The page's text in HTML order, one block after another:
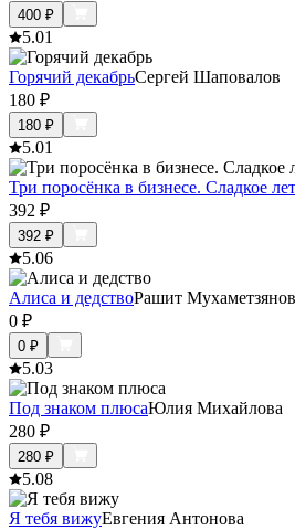
400 ₽
5.01
Горячий декабрьСергей Шаповалов
180 ₽
180 ₽
5.01
Три поросёнка в бизнесе. Сладкое
392 ₽
392 ₽
5.06
Алиса и дедствоРашит Мухаметзянов
0 ₽
0 ₽
5.03
Под знаком плюсаЮлия Михайлова
280 ₽
280 ₽
5.08
Я тебя вижуЕвгения Антонова